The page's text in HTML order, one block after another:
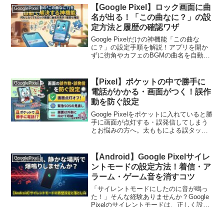
す簡単手順をお伝えします。
GooglePixel
【Google Pixel】ロック画面に曲
名が出る！「この曲なに？」の設
定方法と履歴の確認ワザ
Google Pixelだけの神機能「この曲な
に？」の設定手順を解説！アプリを開か
ずに街角やカフェのBGMの曲名を自動判
去の曲を振り返る「履歴」の活用法まで
徹底レビュー。
GooglePixel
【Pixel】ポケットの中で勝手に
電話がかかる・画面がつく！誤作
動を防ぐ設定
Google Pixelをポケットに入れていると勝
手に画面が点灯する・誤発信してしまう
とお悩みの方へ。太ももによる誤タッチ
トラブルをスッキリ解決します。
GooglePixel
【Android】Google Pixelサイレ
ントモードの設定方法！着信・ア
ラーム・ゲーム音を消すコツ
「サイレントモードにしたのに音が鳴っ
た！」そんな経験ありませんか？Google
Pixelのサイレントモードは、正しく設定